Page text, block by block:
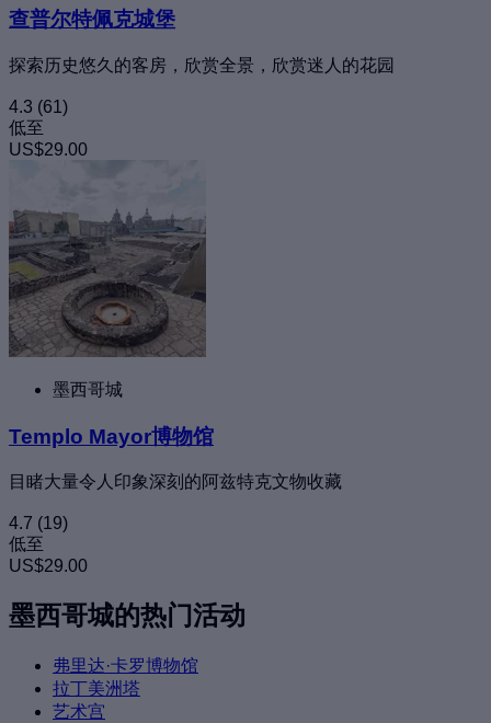
查普尔特佩克城堡
探索历史悠久的客房，欣赏全景，欣赏迷人的花园
4.3 (61)
低至
US$29.00
墨西哥城
Templo Mayor博物馆
目睹大量令人印象深刻的阿兹特克文物收藏
4.7 (19)
低至
US$29.00
墨西哥城的热门活动
弗里达·卡罗博物馆
拉丁美洲塔
艺术宫